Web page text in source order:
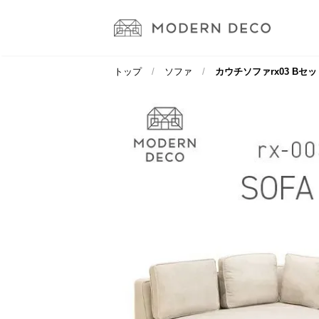
トップ ソファ カウチソファrx03 Bセ